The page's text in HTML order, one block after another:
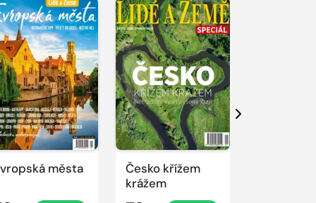
města
Česko křížem
krážem
Další